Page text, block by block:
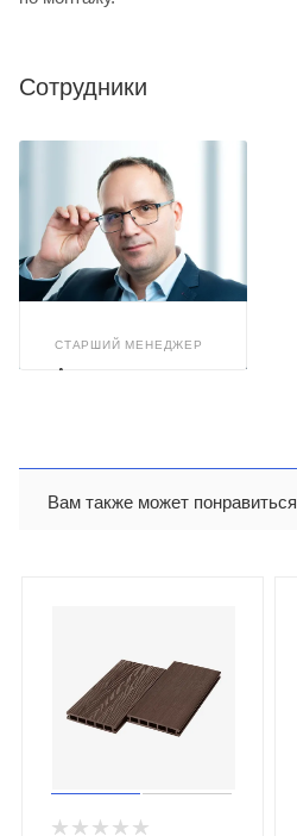
Сотрудники
СТАРШИЙ МЕНЕДЖЕР
Александр
Вам также может понравиться